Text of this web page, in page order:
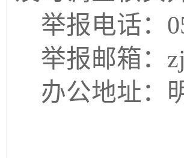
举报电话：
举报邮箱：
办公地址：